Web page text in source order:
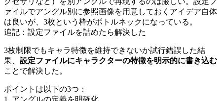
ァイルでアングル別に参照画像を用意しておくアイデア自体
は良いが、3枚という枠がボトルネックになっている。
追記：設定ファイルを詰めたら解決した
3枚制限でもキャラ特徴を維持できないか試行錯誤した結
果、 設定ファイルにキャラクターの特徴を明示的に書き込む
ことで解決した。
ポイントは以下の3つ：